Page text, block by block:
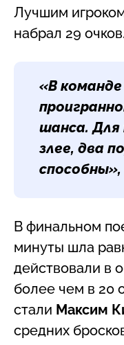
Лучшим
набрал 29 очков.
«В
шанса. Для
злее, два
В финальном
минуты шла
действовали в
более чем в 20
стали Максим
средних